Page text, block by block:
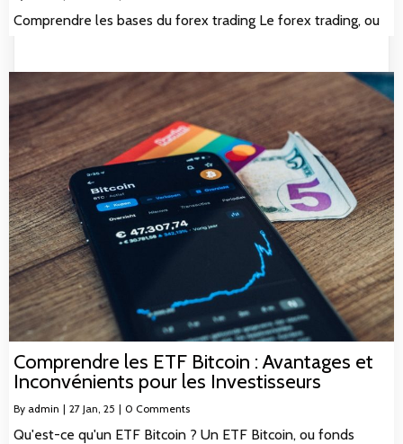
Comprendre les bases du forex trading Le forex trading, ou
Comprendre les ETF Bitcoin : Avantages et
Inconvénients pour les Investisseurs
By admin | 27 Jan, 25 | 0 Comments
Qu'est-ce qu'un ETF Bitcoin ? Un ETF Bitcoin, ou fonds